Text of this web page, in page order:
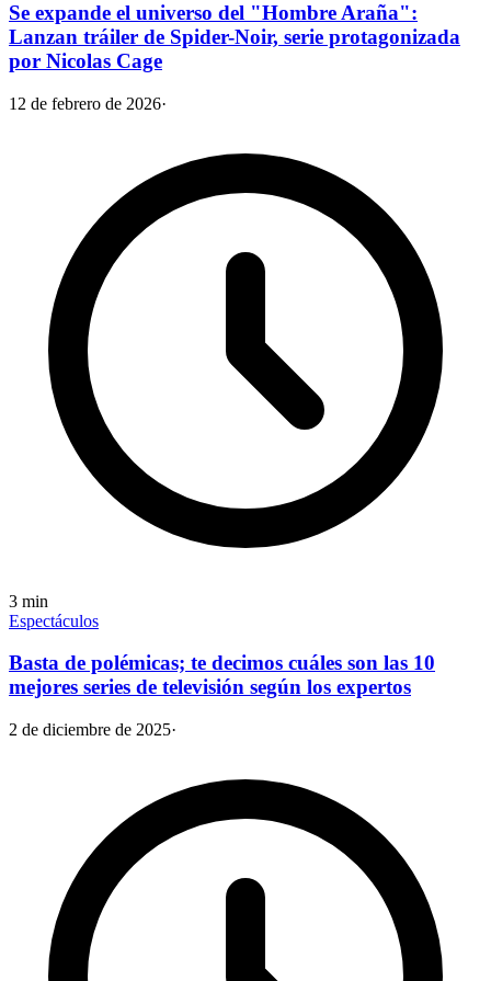
Se expande el universo del "Hombre Araña":
Lanzan tráiler de Spider-Noir, serie protagonizada
por Nicolas Cage
12 de febrero de 2026·
3 min
Espectáculos
Basta de polémicas; te decimos cuáles son las 10
mejores series de televisión según los expertos
2 de diciembre de 2025·